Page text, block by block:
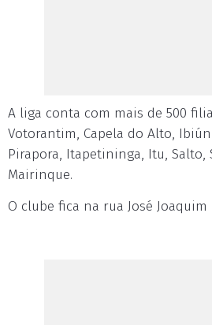
A liga conta com mais de 500
Votorantim, Capela do Alto,
Pirapora, Itapetininga, Itu, Salto,
Mairinque.
O clube fica na rua José Joaquim